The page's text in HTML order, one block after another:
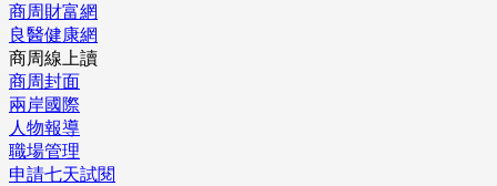
商周財富網
良醫健康網
商周線上讀
商周封面
兩岸國際
人物報導
職場管理
申請七天試閱